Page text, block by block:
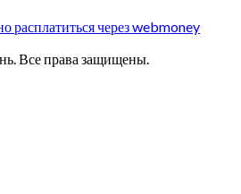
расплатиться через webmoney
Все права защищены.